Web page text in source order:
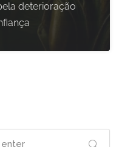
deterioração